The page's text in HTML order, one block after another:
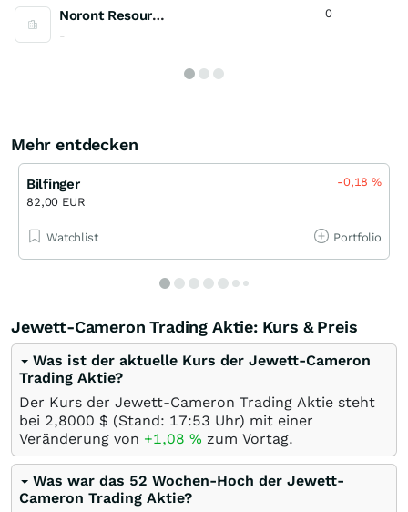
Noront Resources
-
0
Mehr entdecken
Bilfinger
82,00 EUR
-0,18%
Watchlist Portfolio
Jewett-Cameron Trading Aktie: Kurs & Preis
Was ist der aktuelle Kurs der Jewett-Cameron
Trading Aktie?
Der Kurs der Jewett-Cameron Trading Aktie steht
bei 2,8000 $ (Stand: 17:53 Uhr) mit einer
Veränderung von +1,08 % zum Vortag.
Was war das 52 Wochen-Hoch der Jewett-
Cameron Trading Aktie?